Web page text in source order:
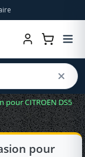
CITROEN DS5
pour